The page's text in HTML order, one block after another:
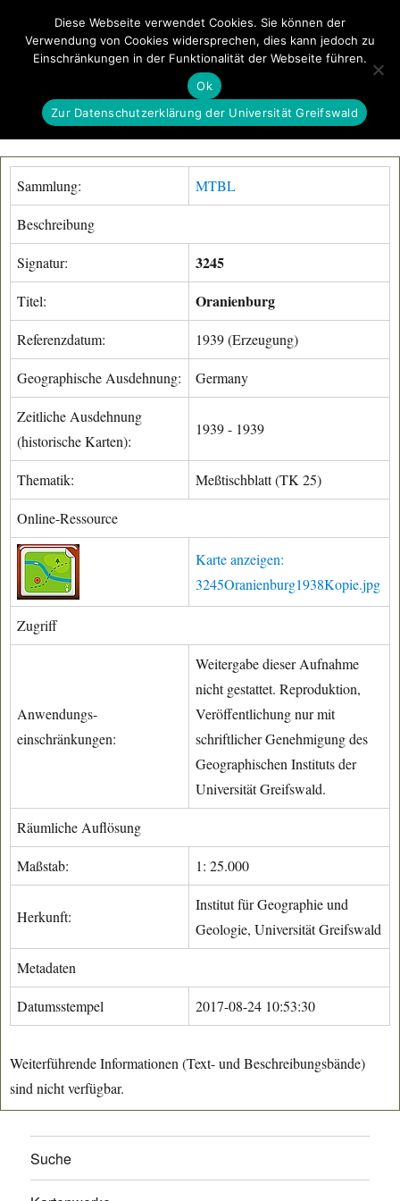
GeoGREIF MENÜ
Sammlung: MTBL
Beschreibung
Signatur: 3245
Titel: Oranienburg
Referenzdatum: 1939 (Erzeugung)
Geographische Ausdehnung: Germany
Zeitliche Ausdehnung
(historische Karten):
1939 - 1939
Thematik: Meßtischblatt (TK 25)
Online-Ressource
Karte anzeigen:
3245Oranienburg1938Kopie.jpg
Zugriff
Anwendungs-
einschränkungen:
Weitergabe dieser Aufnahme
nicht gestattet. Reproduktion,
Veröffentlichung nur mit
schriftlicher Genehmigung des
Geographischen Instituts der
Universität Greifswald.
Räumliche Auflösung
Maßstab: 1: 25.000
Herkunft:
Institut für Geographie und
Geologie, Universität Greifswald
Metadaten
Datumsstempel 2017-08-24 10:53:30
Weiterführende Informationen (Text- und Beschreibungsbände)
sind nicht verfügbar.
Suche
Diese Webseite verwendet Cookies. Sie können der
Verwendung von Cookies widersprechen, dies kann jedoch zu
Einschränkungen in der Funktionalität der Webseite führen.
Ok
Zur Datenschutzerklärung der Universität Greifswald